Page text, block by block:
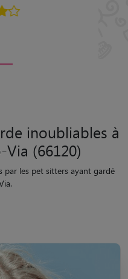
inoubliables à
(66120)
par les pet sitters ayant gardé